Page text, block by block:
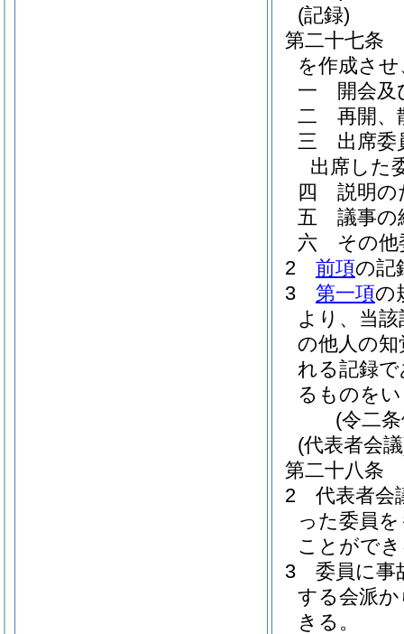
(記録)
第二十七条
を作成さ
一
開会
二
再開、
三
出席委
出席した
四
説明の
五
議事の
六
その
2
前項の記
3
第一項の
より、当
の他人の
れる記録
るものを
(令二
(代表者会
第二十八条
2
代表者会
った委員
ことがで
3
委員に事
する会派
きる。